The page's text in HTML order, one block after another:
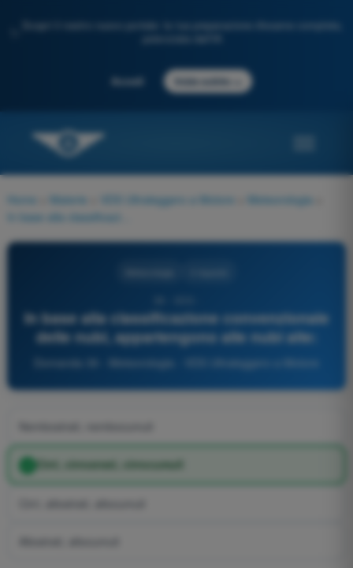
Scopri il nostro nuovo portale: la tua preparazione d'esame completa,
Accedi Inizia subito
Home Materie VDS Ultraleggero a Motore Meteorologia
In base alla classificazione convenzionale
delle nubi, appartengono alle nubi alte:
Domanda 39 - Meteorologia - VDS Ultraleggero a Motore
Cirri, cirrostrati, cirrocumuli